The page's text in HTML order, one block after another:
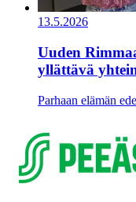
13.5.2026
Uuden
yllättävä
Parhaan elämän